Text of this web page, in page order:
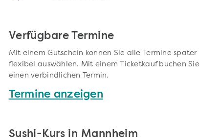
Verfügbare Termine
Mit einem Gutschein können Sie alle Termine später
flexibel auswählen. Mit einem Ticketkauf buchen Sie
einen verbindlichen Termin.
Termine anzeigen
Sushi-Kurs in Mannheim